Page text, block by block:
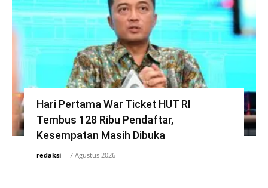
Hari Pertama War Ticket HUT RI
Tembus 128 Ribu Pendaftar,
Kesempatan Masih Dibuka
redaksi - 7 Agustus 2026